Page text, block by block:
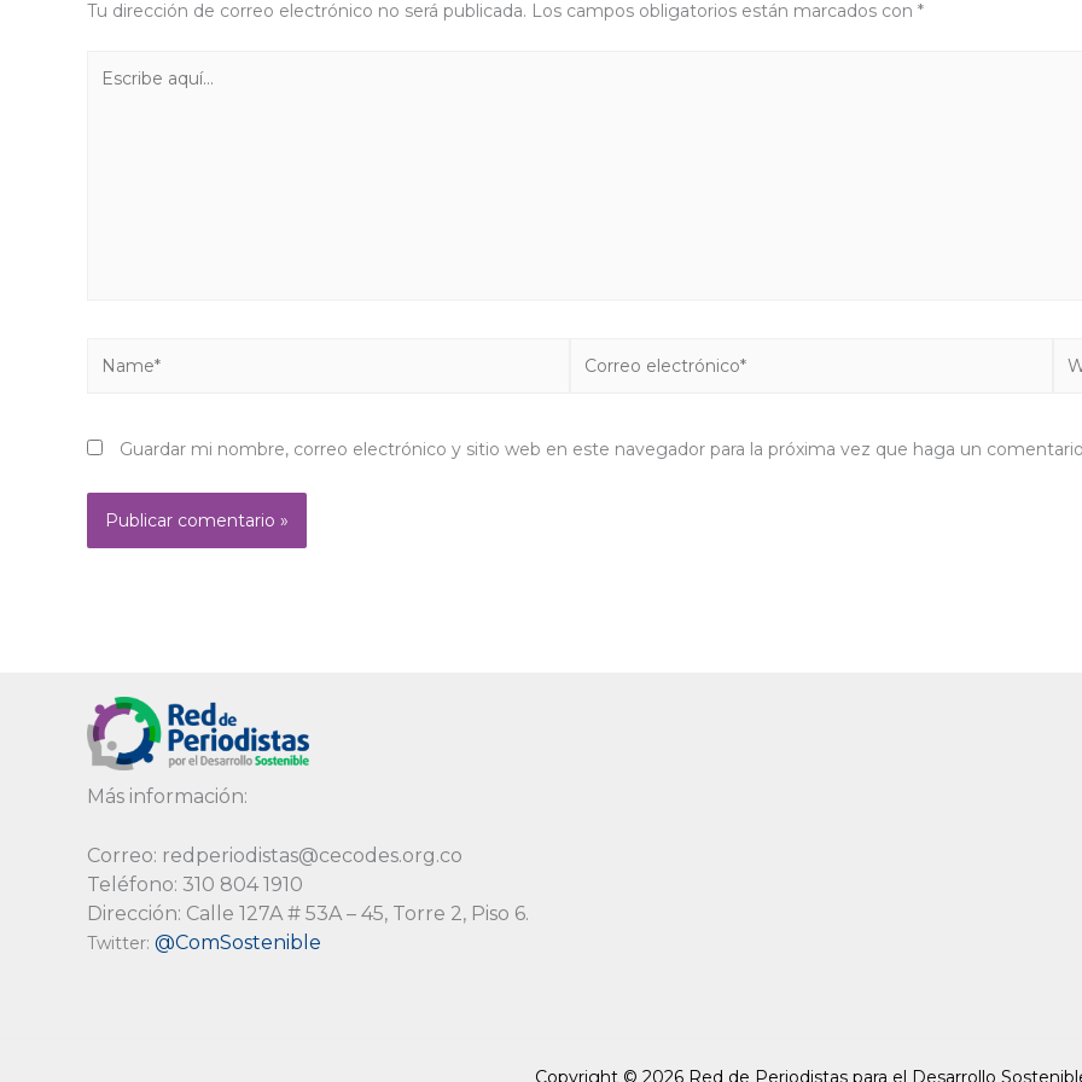
Tu dirección de correo electrónico no será publicada. Los campos obligatorios están marcados con *
aquí...
electrónico*
Guardar mi nombre, correo electrónico y sitio web en este navegador para la próxima vez que haga un
Más información:
Correo: redperiodistas@cecodes.org.co
Teléfono: 310 804 1910
Dirección: Calle 127A # 53A – 45, Torre 2, Piso 6.
Twitter: @ComSostenible
Copyright © 2026 Red de Periodistas para el Desarrollo